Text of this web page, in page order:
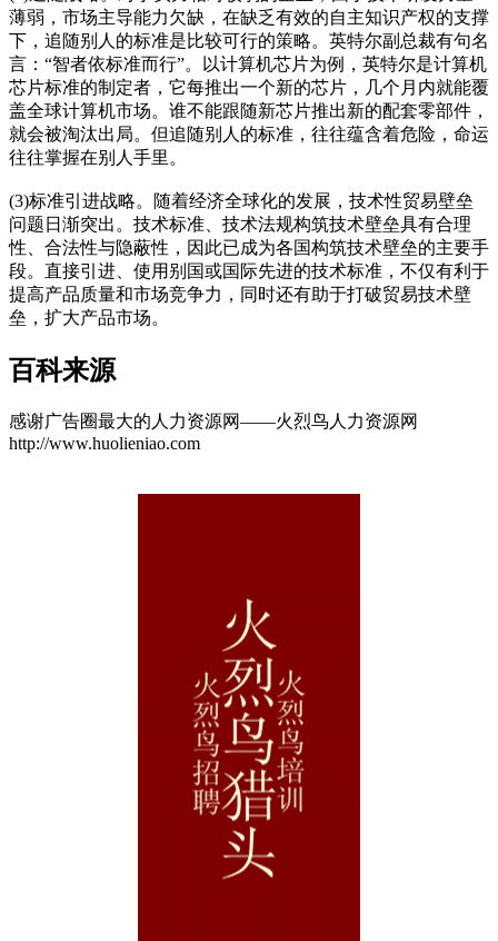
薄弱，市场主导能力欠缺，在缺乏有效的自主知识产权的支撑
下，追随别人的标准是比较可行的策略。英特尔副总裁有句名
言：“智者依标准而行”。以计算机芯片为例，英特尔是计算机
芯片标准的制定者，它每推出一个新的芯片，几个月内就能覆
盖全球计算机市场。谁不能跟随新芯片推出新的配套零部件，
就会被淘汰出局。但追随别人的标准，往往蕴含着危险，命运
往往掌握在别人手里。
(3)标准引进战略。随着经济全球化的发展，技术性贸易壁垒
问题日渐突出。技术标准、技术法规构筑技术壁垒具有合理
性、合法性与隐蔽性，因此已成为各国构筑技术壁垒的主要手
段。直接引进、使用别国或国际先进的技术标准，不仅有利于
提高产品质量和市场竞争力，同时还有助于打破贸易技术壁
垒，扩大产品市场。
百科来源
感谢广告圈最大的人力资源网——火烈鸟人力资源网
http://www.huolieniao.com